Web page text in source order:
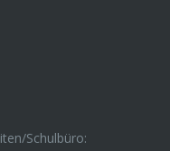
Schulbüro: